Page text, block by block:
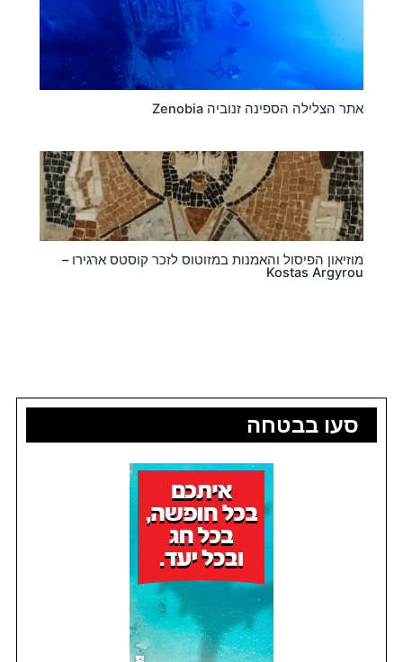
סעו בבטחה
אתר הצלילה הספינה זנוביה Zenobia
מוזיאון הפיסול והאמנות במזוטוס לזכר קוסטס ארגירו –
Kostas Argyrou